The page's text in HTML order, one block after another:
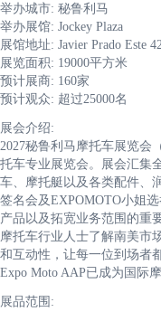
举办城市: 秘鲁利马
举办展馆: Jockey Plaza
展馆地址: Javier Prado Este
展览面积: 19000平方米
预计展商: 160家
预计观众: 超过25000名
展会介绍:
2027秘鲁利马摩托车展览会
托车专业展览会。展会汇集
车、摩托艇以及各类配件、
签名会及EXPOMOTO小姐
产品以及拓宽业务范围的重
摩托车行业人士了解南美市
和互动性，让每一位到场者
Expo Moto AAP已成为国际
展品范围: